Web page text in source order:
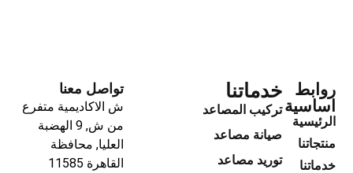
تواصل معنا
ش الاكاديمية متفرع
من ش, 9 الهضبة
العليا, محافظة
القاهرة‬ 11585
خدماتنا
تركيب المصاعد
صيانة مصاعد
توريد مصاعد
روابط
اساسية
الرئيسية
منتجاتنا
خدماتنا